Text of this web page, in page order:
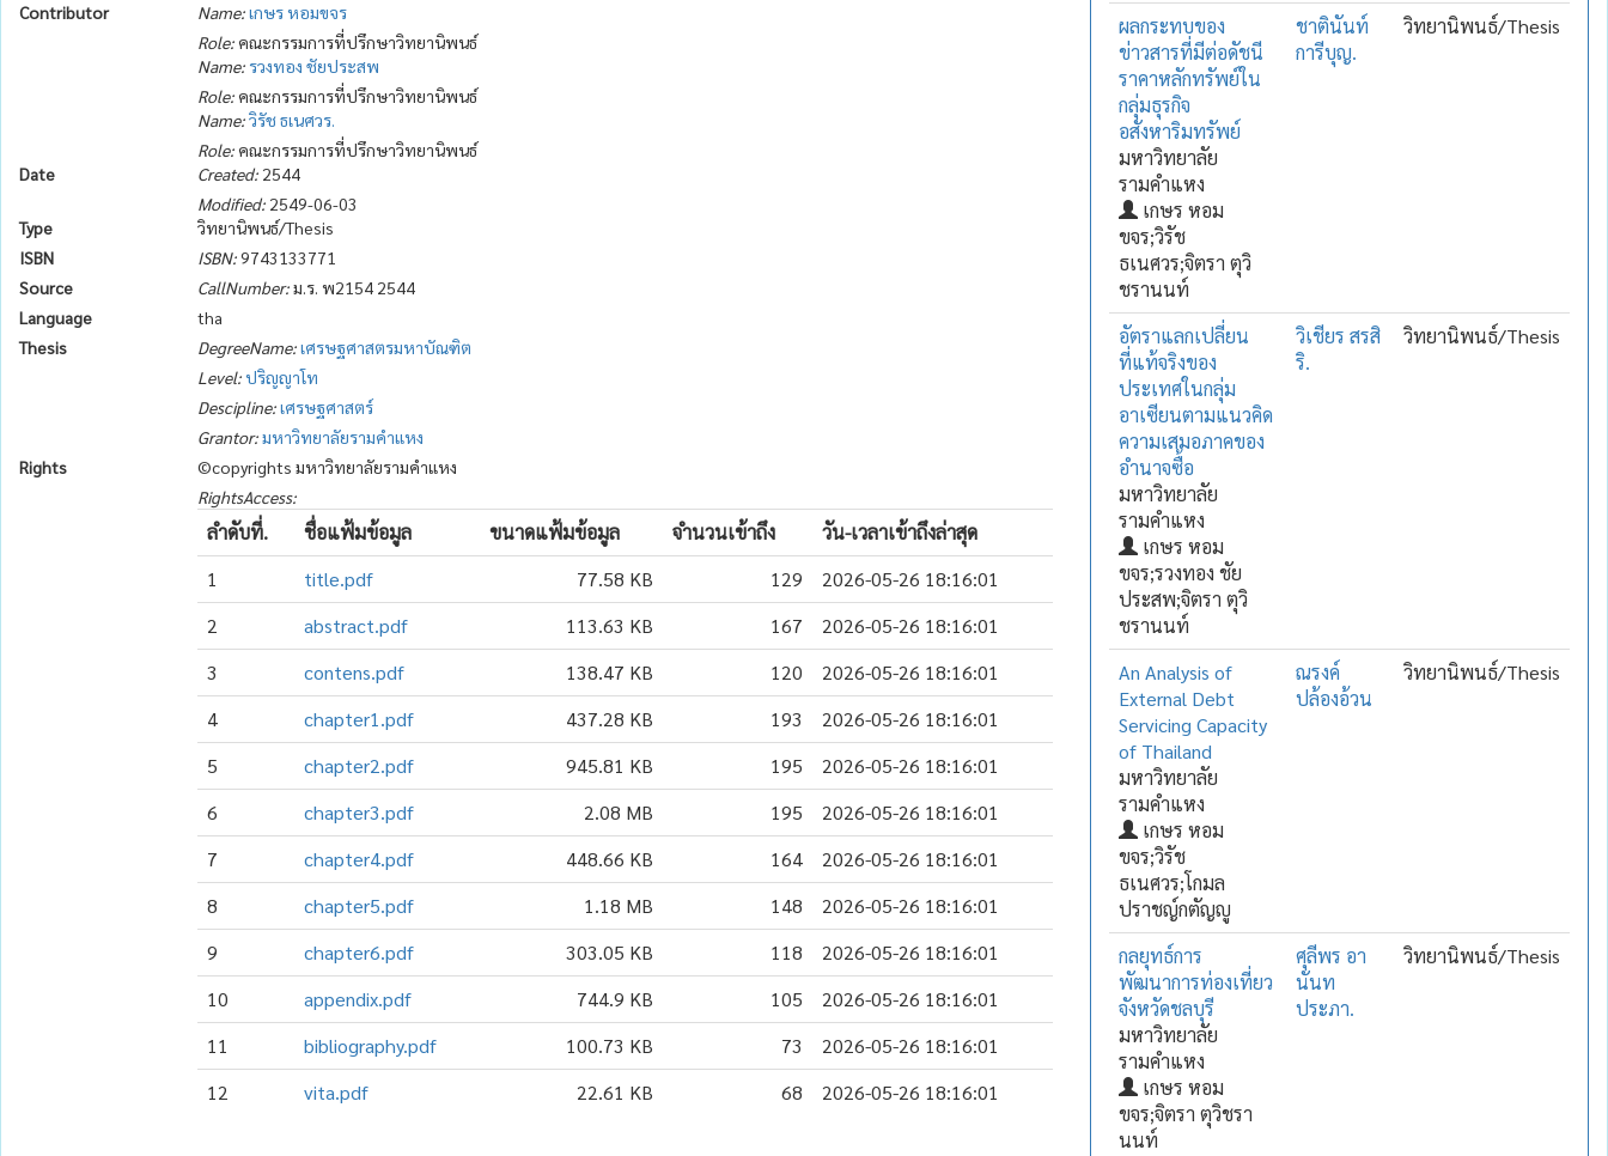
Contributor
Name:เกษร หอมขจร
Role: คณะกรรมการที่ปรึกษาวิทยานิพนธ์
Name: รวงทอง ชัยประสพ
Role: คณะกรรมการที่ปรึกษาวิทยานิพนธ์
Name:วิรัช ธเนศวร.
Role: คณะกรรมการที่ปรึกษาวิทยานิพนธ์
Date
Created: 2544
Modified: 2549-06-03
Type
วิทยานิพนธ์/Thesis
ISBN
ISBN:9743133771
Source
CallNumber:ม.ร. พ2154 2544
Language
tha
Thesis
DegreeName:เศรษฐศาสตรมหาบัณฑิต
Level:ปริญญาโท
Descipline:เศรษฐศาสตร์
Grantor:มหาวิทยาลัยรามคำแหง
Rights
©copyrights มหาวิทยาลัยรามคำแหง
RightsAccess:
ลำดับที่. ชื่อแฟ้มข้อมูล ขนาดแฟ้มข้อมูล จำนวนเข้าถึง
วัน-เวลาเข้าถึงล่าสุด
1
title.pdf 77.58 KB 129
2026-05-26 18:16:01
2
abstract.pdf 113.63 KB 167
2026-05-26 18:16:01
3
contens.pdf 138.47 KB 120
2026-05-26 18:16:01
4
chapter1.pdf 437.28 KB 193
2026-05-26 18:16:01
5
chapter2.pdf 945.81 KB 195
2026-05-26 18:16:01
6
chapter3.pdf 2.08 MB 195
2026-05-26 18:16:01
7
chapter4.pdf 448.66 KB 164
2026-05-26 18:16:01
8
chapter5.pdf 1.18 MB 148
2026-05-26 18:16:01
9
chapter6.pdf 303.05 KB 118
2026-05-26 18:16:01
10
appendix.pdf 744.9 KB 105
2026-05-26 18:16:01
11
bibliography.pdf 100.73 KB 73
2026-05-26 18:16:01
12
vita.pdf 22.61 KB 68 2026-05-26 18:16:01
ผลกระทบของ
ข่าวสารที่มีต่อดัชนี
ราคาหลักทรัพย์ใน
กลุ่มธุรกิจ
อสังหาริมทรัพย์
มหาวิทยาลัย
รามคำแหง
เกษร หอม
ขจร;วิรัช
ธเนศวร;จิตรา ตุวิ
ชรานนท์
ชาตินันท์
การีบุญ.
วิทยานิพนธ์/Thesis
อัตราแลกเปลี่ยน
ที่แท้จริงของ
ประเทศในกลุ่ม
อาเซียนตามแนวคิด
ความเสมอภาคของ
อำนาจซื้อ
มหาวิทยาลัย
รามคำแหง
เกษร หอม
ขจร;รวงทอง ชัย
ประสพ;จิตรา ตุวิ
ชรานนท์
วิเชียร สรสิ
ริ.
วิทยานิพนธ์/Thesis
An Analysis of
External Debt
Servicing Capacity
of Thailand
มหาวิทยาลัย
รามคำแหง
เกษร หอม
ขจร;วิรัช
ธเนศวร;โกมล
ปราชญ์กตัญญู
ณรงค์
ปล้องอ้วน
วิทยานิพนธ์/Thesis
กลยุทธ์การ
พัฒนาการท่องเที่ยว
จังหวัดชลบุรี
มหาวิทยาลัย
รามคำแหง
เกษร หอม
ขจร;จิตรา ตุวิชรา
นนท์
ศุลีพร อา
นันท
ประภา.
วิทยานิพนธ์/Thesis